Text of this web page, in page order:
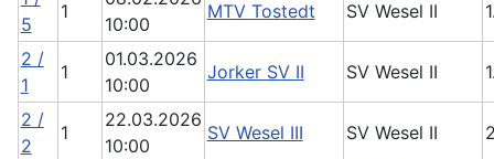
5
1
10:00
MTV Tostedt SV Wesel II
2 /
1
1
01.03.2026
10:00
Jorker SV II SV Wesel II
2 /
2
1
22.03.2026
10:00
SV Wesel III SV Wesel II